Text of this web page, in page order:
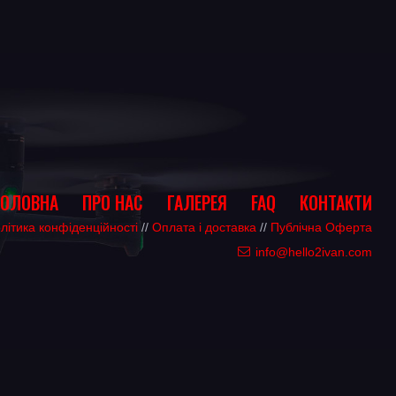
ПРО НАС ГАЛЕРЕЯ FAQ КОНТАКТИ
конфіденційності // Оплата і доставка // Публічна Оферта
info@hello2ivan.com